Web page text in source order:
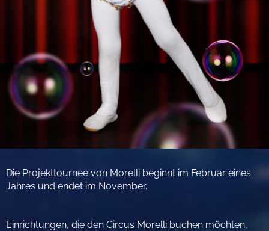
Die Projekttournee von Morelli beginnt im Februar eines
Jahres und endet im November.
Einrichtungen, die den Circus Morelli buchen möchten,